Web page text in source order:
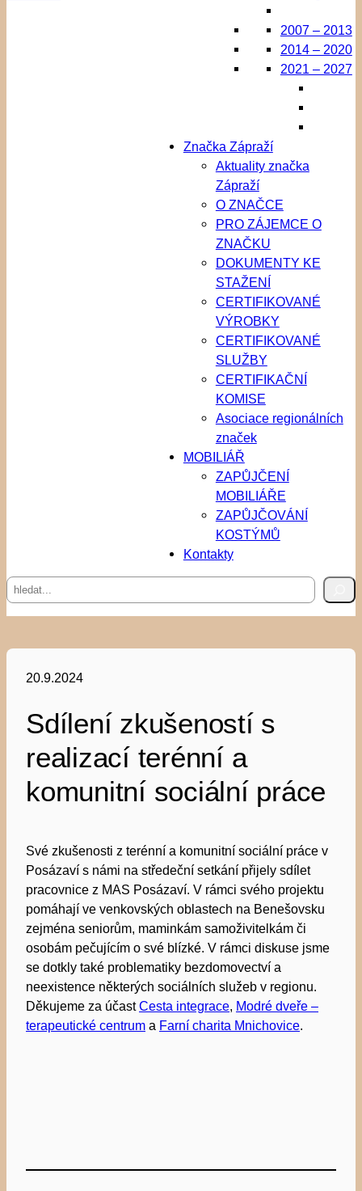
2007 – 2013
2014 – 2020
2021 – 2027
Značka Zápraží
Aktuality značka
Zápraží
O ZNAČCE
PRO ZÁJEMCE O
ZNAČKU
DOKUMENTY KE
STAŽENÍ
CERTIFIKOVANÉ
VÝROBKY
CERTIFIKOVANÉ
SLUŽBY
CERTIFIKAČNÍ
KOMISE
Asociace regionálních
značek
MOBILIÁŘ
ZAPŮJČENÍ
MOBILIÁŘE
ZAPŮJČOVÁNÍ
KOSTÝMŮ
Kontakty
Hledat
20.9.2024
Sdílení zkušeností s
realizací terénní a
komunitní sociální práce
Své zkušenosti z terénní a komunitní sociální práce v
Posázaví s námi na středeční setkání přijely sdílet
pracovnice z MAS Posázaví. V rámci svého projektu
pomáhají ve venkovských oblastech na Benešovsku
zejména seniorům, maminkám samoživitelkám či
osobám pečujícím o své blízké. V rámci diskuse jsme
se dotkly také problematiky bezdomovectví a
neexistence některých sociálních služeb v regionu.
Děkujeme za účastCesta integrace, Modré dveře –
terapeutické centrum a Farní charita Mnichovice.